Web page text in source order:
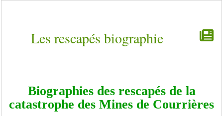
Les rescapés biographie
Biographies des rescapés de la
catastrophe des Mines de Courrières